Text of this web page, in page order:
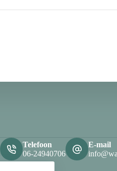
Telefoon
06-24940706
E-mail